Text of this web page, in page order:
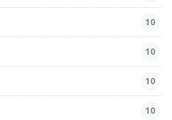
10
10
10
10